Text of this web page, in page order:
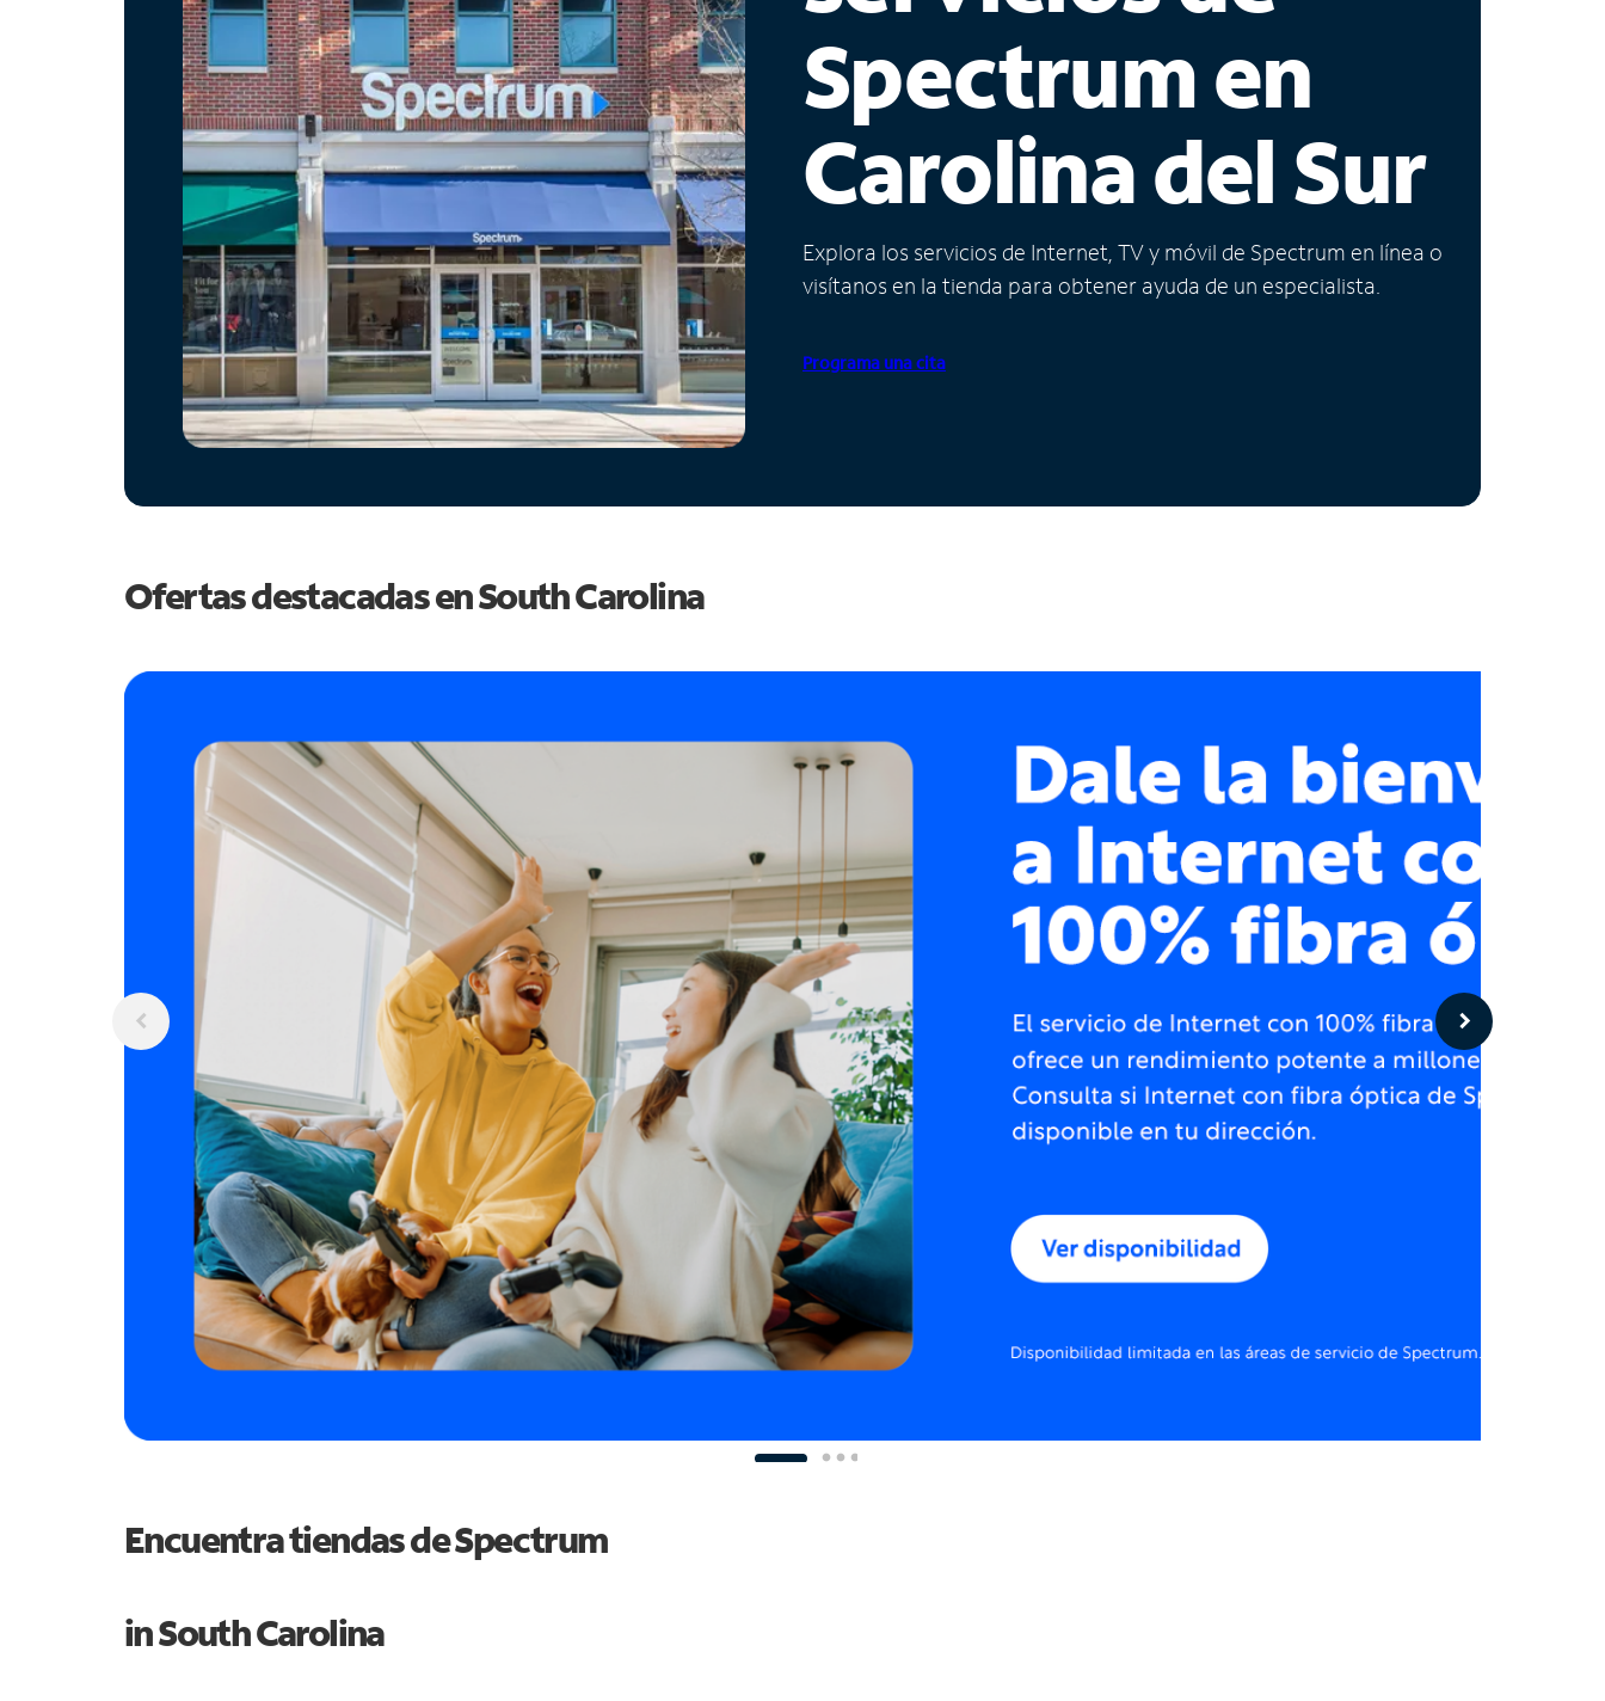
Spectrum en
Carolina del Sur
Explora los servicios de Internet, TV y móvil de Spectrum en línea o
visítanos en la tienda para obtener ayuda de un especialista.
Programa una cita
Ofertas destacadas enSouth Carolina
Encuentra tiendas de Spectrum
in South Carolina